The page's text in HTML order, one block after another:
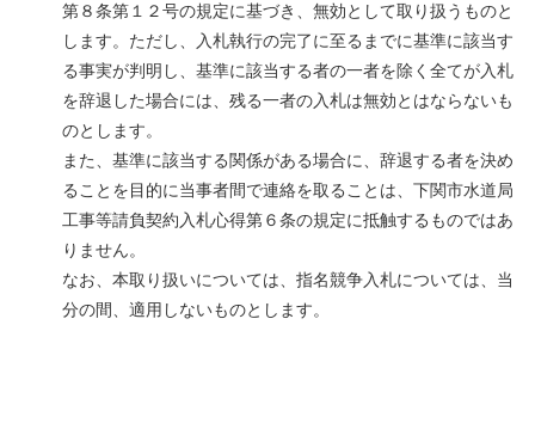
第８条第１２号の規定に基づき、無効として取り扱うものと
します。ただし、入札執行の完了に至るまでに基準に該当す
る事実が判明し、基準に該当する者の一者を除く全てが入札
を辞退した場合には、残る一者の入札は無効とはならないも
のとします。
また、基準に該当する関係がある場合に、辞退する者を決め
ることを目的に当事者間で連絡を取ることは、下関市水道局
工事等請負契約入札心得第６条の規定に抵触するものではあ
りません。
なお、本取り扱いについては、指名競争入札については、当
分の間、適用しないものとします。